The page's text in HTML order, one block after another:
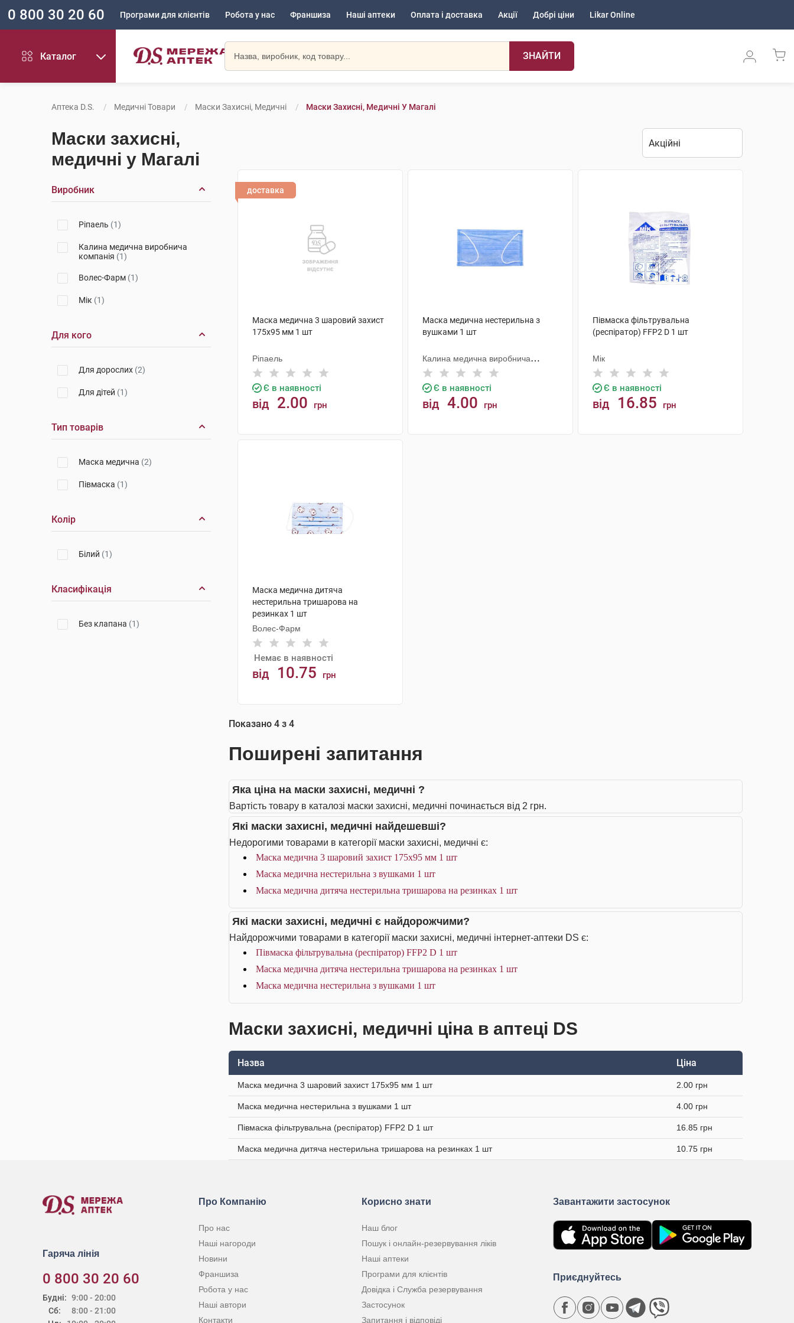
0 800 30 20 60 Програми для клієнтів Робота у нас Франшиза Наші аптеки Оплата і доставка Акції Добрі ціни Likar Online
Каталог ЗНАЙТИ
Аптека D.S. Медичні Товари Маски Захисні, Медичні Маски Захисні, Медичні У Магалі
Маски захисні,
медичні у Магалі
Виробник
Ріпаель (1)
Калина медична виробнича
компанія (1)
Волес-Фарм (1)
Мік (1)
Для кого
Для дорослих (2)
Для дітей (1)
Тип товарів
Маска медична (2)
Півмаска (1)
Колір
Білий (1)
Класифікація
Без клапана (1)
доставка
Маска медична 3 шаровий захист
175х95 мм 1 шт
Ріпаель
Є в наявності
від 2.00 грн
Маска медична нестерильна з
вушками 1 шт
Калина медична виробнича
компанія
Є в наявності
від 4.00 грн
Півмаска фільтрувальна
(респіратор) FFP2 D 1 шт
Мік
Є в наявності
від 16.85 грн
Маска медична дитяча
нестерильна тришарова на
резинках 1 шт
Волес-Фарм
Немає в наявності
від 10.75 грн
Показано 4 з 4
Поширені запитання
Яка ціна на маски захисні, медичні ?
Вартість товару в каталозі маски захисні, медичні починається від 2 грн.
Які маски захисні, медичні найдешевші?
Недорогими товарами в категорії маски захисні, медичні є:
Маска медична 3 шаровий захист 175х95 мм 1 шт
Маска медична нестерильна з вушками 1 шт
Маска медична дитяча нестерильна тришарова на резинках 1 шт
Які маски захисні, медичні є найдорожчими?
Найдорожчими товарами в категорії маски захисні, медичні інтернет-аптеки DS є:
Півмаска фільтрувальна (респіратор) FFP2 D 1 шт
Маска медична дитяча нестерильна тришарова на резинках 1 шт
Маска медична нестерильна з вушками 1 шт
Маски захисні, медичні ціна в аптеці DS
Назва Ціна
Маска медична 3 шаровий захист 175х95 мм 1 шт 2.00 грн
Маска медична нестерильна з вушками 1 шт 4.00 грн
Півмаска фільтрувальна (респіратор) FFP2 D 1 шт 16.85 грн
Маска медична дитяча нестерильна тришарова на резинках 1 шт 10.75 грн
Гаряча лінія
0 800 30 20 60
Будні:
Сб:
9:00 - 20:00
8:00 - 21:00
Про Компанію
Про нас
Наші нагороди
Новини
Франшиза
Робота у нас
Наші автори
Контакти
Корисно знати
Наш блог
Пошук і онлайн-резервування ліків
Наші аптеки
Програми для клієнтів
Довідка і Служба резервування
Застосунок
Запитання і відповіді
Завантажити застосунок
Приєднуйтесь